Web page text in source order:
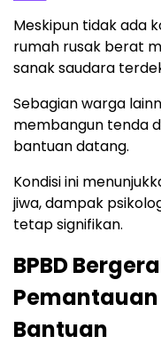
Meskipun tidak ada
rumah rusak berat
sanak saudara
Sebagian warga
membangun tenda
bantuan datang.
Kondisi ini
jiwa, dampak
tetap signifikan.
BPBD
Bantuan